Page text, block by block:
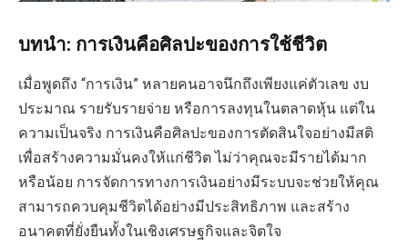
บทนำ: การเงินคือศิลปะของการใช้ชีวิต
เมื่อพูดถึง “การเงิน” หลายคนอาจนึกถึงเพียงแค่ตัวเลข งบ
ประมาณ รายรับรายจ่าย หรือการลงทุนในตลาดหุ้น แต่ใน
ความเป็นจริง การเงินคือศิลปะของการตัดสินใจอย่างมีสติ
เพื่อสร้างความมั่นคงให้แก่ชีวิต ไม่ว่าคุณจะมีรายได้มาก
หรือน้อย การจัดการทางการเงินอย่างมีระบบจะช่วยให้คุณ
สามารถควบคุมชีวิตได้อย่างมีประสิทธิภาพ และสร้าง
อนาคตที่ยั่งยืนทั้งในเชิงเศรษฐกิจและจิตใจ